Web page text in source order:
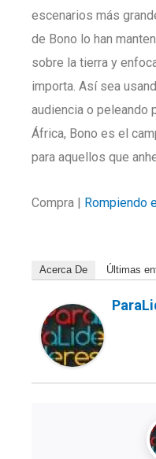
escenarios más
de Bono lo han
sobre la tierra y
importa. Así sea
audiencia o peleando
África, Bono es el
para aquellos que
Compra | Rompiendo
Acerca De Últimas